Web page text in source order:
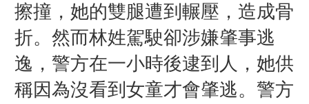
擦撞，她的雙腿遭到輾壓，造成骨
折。然而林姓駕駛卻涉嫌肇事逃
逸，警方在一小時後逮到人，她供
稱因為沒看到女童才會肇逃。警方